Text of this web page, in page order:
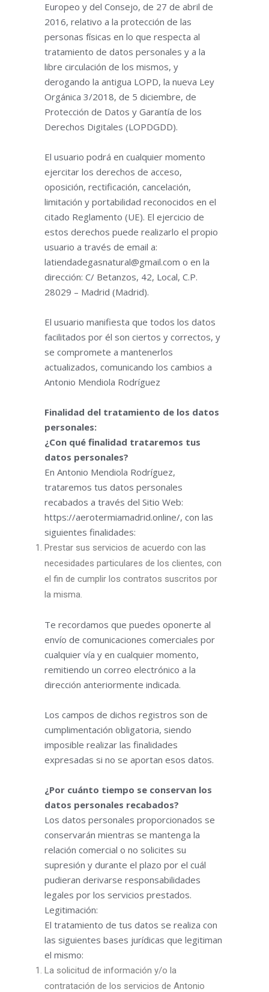
Europeo y del Consejo, de 27 de abril de
2016, relativo a la protección de las
personas físicas en lo que respecta al
tratamiento de datos personales y a la
libre circulación de los mismos, y
derogando la antigua LOPD, la nueva Ley
Orgánica 3/2018, de 5 diciembre, de
Protección de Datos y Garantía de los
Derechos Digitales (LOPDGDD).
El usuario podrá en cualquier momento
ejercitar los derechos de acceso,
oposición, rectificación, cancelación,
limitación y portabilidad reconocidos en el
citado Reglamento (UE). El ejercicio de
estos derechos puede realizarlo el propio
usuario a través de email a:
latiendadegasnatural@gmail.com o en la
dirección: C/ Betanzos, 42, Local, C.P.
28029 – Madrid (Madrid).
El usuario manifiesta que todos los datos
facilitados por él son ciertos y correctos, y
se compromete a mantenerlos
actualizados, comunicando los cambios a
Antonio Mendiola Rodríguez
Finalidad del tratamiento de los datos
personales:
¿Con qué finalidad trataremos tus
datos personales?
En Antonio Mendiola Rodríguez,
trataremos tus datos personales
recabados a través del Sitio Web:
https://aerotermiamadrid.online/, con las
siguientes finalidades:
Prestar sus servicios de acuerdo con las
necesidades particulares de los clientes, con
el fin de cumplir los contratos suscritos por
la misma.
Te recordamos que puedes oponerte al
envío de comunicaciones comerciales por
cualquier vía y en cualquier momento,
remitiendo un correo electrónico a la
dirección anteriormente indicada.
Los campos de dichos registros son de
cumplimentación obligatoria, siendo
imposible realizar las finalidades
expresadas si no se aportan esos datos.
¿Por cuánto tiempo se conservan los
datos personales recabados?
Los datos personales proporcionados se
conservarán mientras se mantenga la
relación comercial o no solicites su
supresión y durante el plazo por el cuál
pudieran derivarse responsabilidades
legales por los servicios prestados.
Legitimación:
El tratamiento de tus datos se realiza con
las siguientes bases jurídicas que legitiman
el mismo:
La solicitud de información y/o la
contratación de los servicios de Antonio